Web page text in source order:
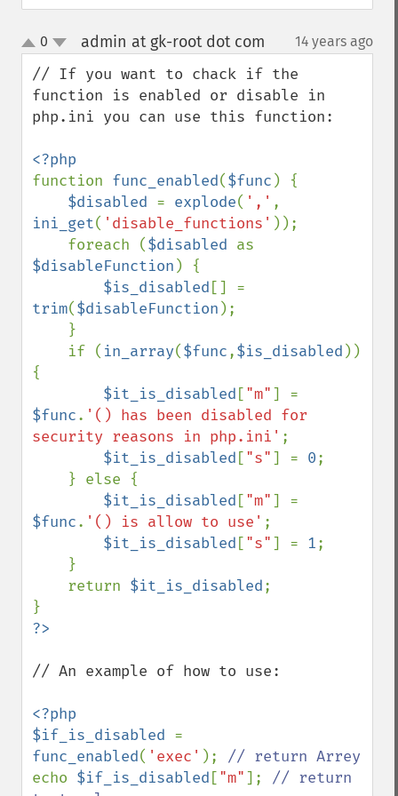
up
down
0 admin at gk-root dot com 14 years ago
// If you want to chack if the
function is enabled or disable in
php.ini you can use this function:
function func_enabled($func ) {
$disabled = explode( ','
ini_get( 'disable_functions' ));
    foreach (
$disabled
$disableFunction ) {
$is_disabled
trim($disableFunction );
    if (
in_array($func,$is_disabled ))
{
$it_is_disabled ["m"
$func. '() has been disabled for
security reasons in php.ini' ;
$it_is_disabled ["s"] = 0;
$it_is_disabled ["m"
$func. '() is allow to use' ;
$it_is_disabled ["s"] = 1;
    return
$it_is_disabled;
// An example of how to use:
<?php
$if_is_disabled
func_enabled( 'exec' );
echo $if_is_disabled ["m"]; // return